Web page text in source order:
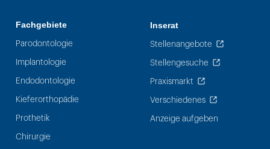
Fachgebiete
Parodontologie
Implantologie
Endodontologie
Kieferorthopädie
Prothetik
Chirurgie
Inserat
Stellenangebote
Stellengesuche
Praxismarkt
Verschiedenes
Anzeige aufgeben